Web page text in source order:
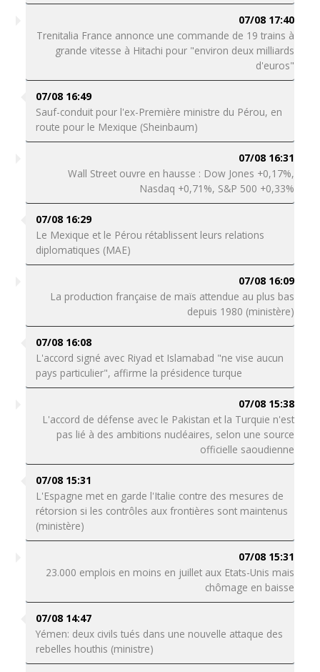
07/08 17:40
Trenitalia France annonce une commande de 19 trains à
grande vitesse à Hitachi pour "environ deux milliards
d'euros"
07/08 16:49
Sauf-conduit pour l'ex-Première ministre du Pérou, en
route pour le Mexique (Sheinbaum)
07/08 16:31
Wall Street ouvre en hausse : Dow Jones +0,17%,
Nasdaq +0,71%, S&P 500 +0,33%
07/08 16:29
Le Mexique et le Pérou rétablissent leurs relations
diplomatiques (MAE)
07/08 16:09
La production française de maïs attendue au plus bas
depuis 1980 (ministère)
07/08 16:08
L'accord signé avec Riyad et Islamabad "ne vise aucun
pays particulier", affirme la présidence turque
07/08 15:38
L'accord de défense avec le Pakistan et la Turquie n'est
pas lié à des ambitions nucléaires, selon une source
officielle saoudienne
07/08 15:31
L'Espagne met en garde l'Italie contre des mesures de
rétorsion si les contrôles aux frontières sont maintenus
(ministère)
07/08 15:31
23.000 emplois en moins en juillet aux Etats-Unis mais
chômage en baisse
07/08 14:47
Yémen: deux civils tués dans une nouvelle attaque des
rebelles houthis (ministre)